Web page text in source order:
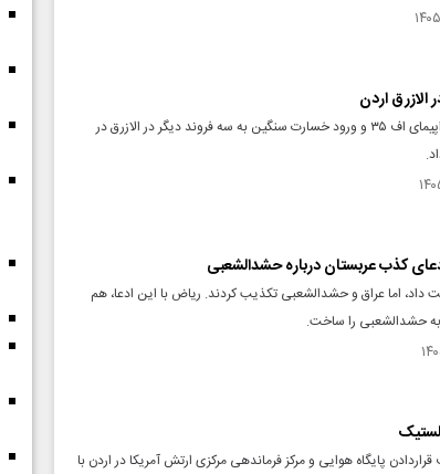
روابط عمومی سپاه از انهدام کامل سه فروند هواپیمای اف ۳۵ و ورود خسارت سنگین به سه فروند دیگر در الازرق در
ادعای کذب عربستان درباره حشد‌الشعبی
داد، اما عراق و حشدالشعبی تکذیب کردند. ریاض با این ادعا، هم
به حشدالشعبی را ساخت.
سپاه در اطلاعیه شماره ۵۲ از هدف قراردادن پایگاه هوایی و مرکز فرماندهی مرکزی ارتش آمریکا در اردن با